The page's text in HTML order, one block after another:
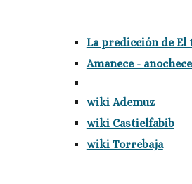
La predicción de El
Amanece -
wiki Ademuz
wiki Castielfabib
wiki Torrebaja